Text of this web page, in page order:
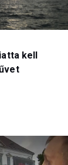
kell